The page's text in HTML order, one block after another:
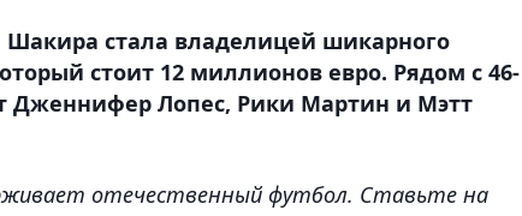
Шакира стала владелицей шикарного
стоит 12 миллионов евро. Рядом с 46-
Дженнифер Лопес, Рики Мартин и Мэтт
отечественный футбол. Ставьте на